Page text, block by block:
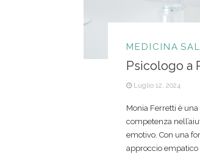
MEDICINA
Psicologo a
Luglio 12, 2024
Monia Ferretti è
competenza
emotivo. Con una
approccio empatico